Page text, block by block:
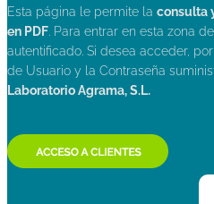
Esta página le permite la consulta
en PDF . Para entrar en esta zona
autentificado. Si desea acceder,
de Usuario y la Contraseña
Laboratorio Agrama, S.L.